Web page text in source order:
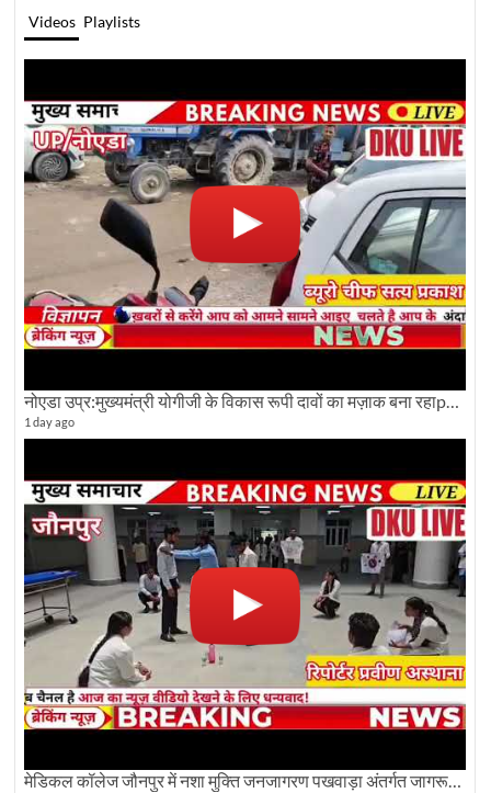
Videos Playlists
नोएडा उप्र:मुख्यमंत्री योगीजी के विकास रूपी दावों का मज़ाक बना रहाpwdविभाग:देखे ग्राउण्ड रिपोर्टिंग
1 day ago
मेडिकल कॉलेज जौनपुर में नशा मुक्ति जनजागरण पखवाड़ा अंतर्गत जागरूकता कार्यक्रम आयोजित